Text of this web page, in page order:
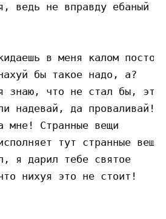
ведь не вправду ебаный
в меня калом
бы такое надо, а?
знаю, что не стал бы, это
надевай, да проваливай!
мне! Странные вещи
тут странные
я дарил тебе святое
нихуя это не стоит!